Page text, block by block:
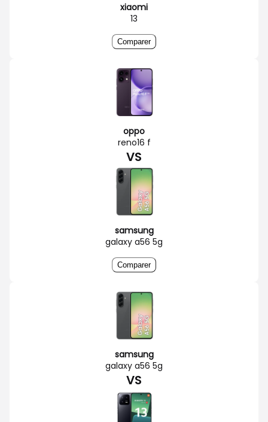
xiaomi
13
Comparer
oppo
reno16 f
VS
samsung
galaxy a56 5g
Comparer
samsung
galaxy a56 5g
VS